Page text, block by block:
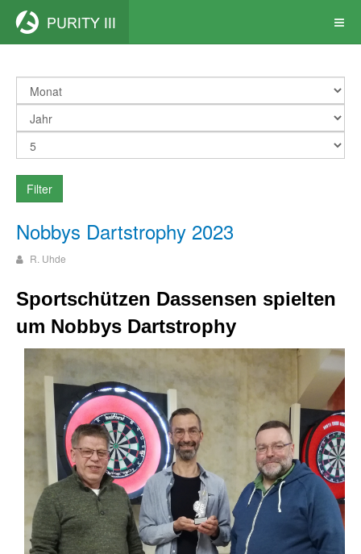
Filter
Nobbys Dartstrophy 2023
R. Uhde
Sportschützen Dassensen spielten
um Nobbys Dartstrophy